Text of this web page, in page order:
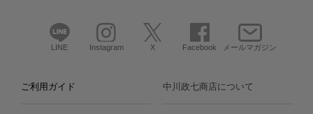
LINE Instagram X Facebook メールマガジン
ご利用ガイド 中川政七商店について